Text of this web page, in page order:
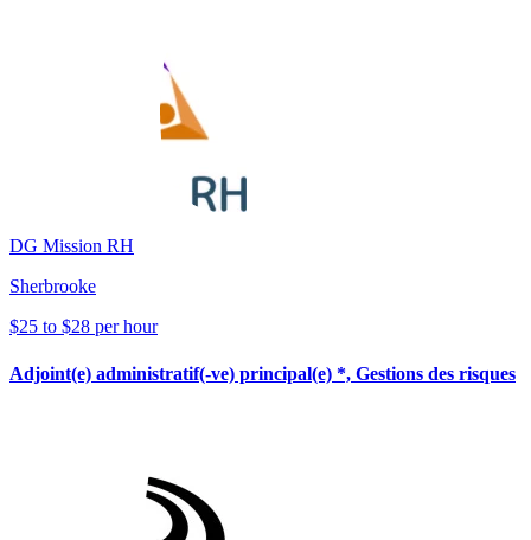
DG Mission RH
Sherbrooke
$25 to $28 per hour
Adjoint(e) administratif(-ve) principal(e) *, Gestions des risques